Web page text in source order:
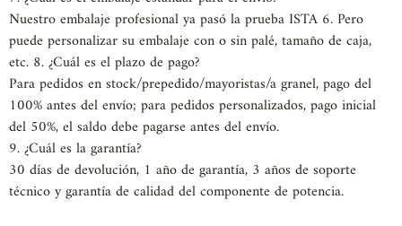
Nuestro embalaje profesional ya pasó la prueba ISTA 6. Pero
puede personalizar su embalaje con o sin palé, tamaño de caja,
etc. 8. ¿Cuál es el plazo de pago?
Para pedidos en stock/prepedido/mayoristas/a granel, pago del
100% antes del envío; para pedidos personalizados, pago inicial
del 50%, el saldo debe pagarse antes del envío.
9. ¿Cuál es la garantía?
30 días de devolución, 1 año de garantía, 3 años de soporte
técnico y garantía de calidad del componente de potencia.